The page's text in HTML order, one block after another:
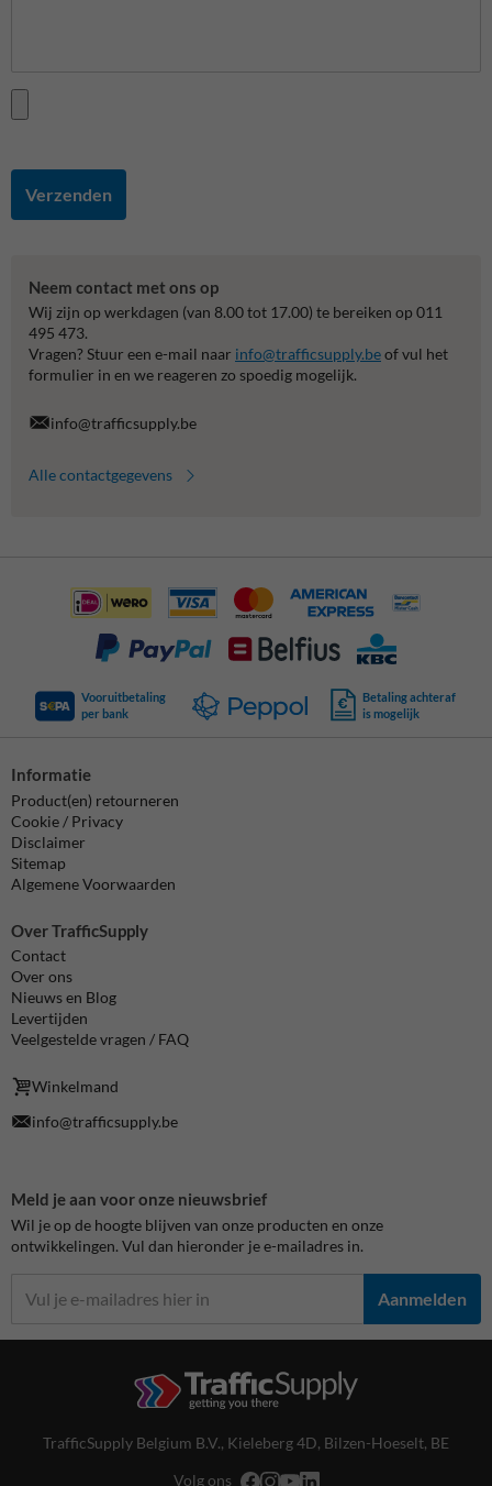
Verzenden
Neem contact met ons op
Wij zijn op werkdagen (van 8.00 tot 17.00) te bereiken op 011
495 473.
Vragen? Stuur een e-mail naar info@trafficsupply.beof vul het
formulier in en we reageren zo spoedig mogelijk.
info@trafficsupply.be
Alle contactgegevens
Vooruitbetaling
per bank
Betaling achteraf
is mogelijk
Informatie
Product(en) retourneren
Cookie / Privacy
Disclaimer
Sitemap
Algemene Voorwaarden
Over TrafficSupply
Contact
Over ons
Nieuws en Blog
Levertijden
Veelgestelde vragen / FAQ
Winkelmand
info@trafficsupply.be
Meld je aan voor onze nieuwsbrief
Wil je op de hoogte blijven van onze producten en onze
ontwikkelingen. Vul dan hieronder je e-mailadres in.
Aanmelden
TrafficSupply Belgium B.V., Kieleberg 4D, Bilzen-Hoeselt, BE
Volg ons